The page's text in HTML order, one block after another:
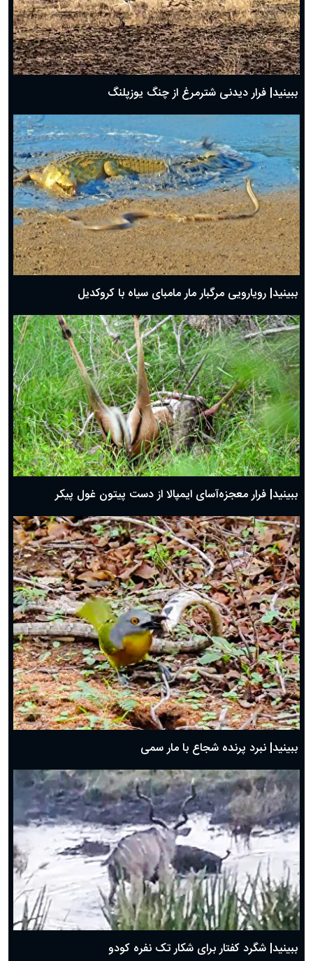
ببینید| فرار دیدنی شترمرغ از چنگ یوزپلنگ
ببینید| رویارویی مرگبار مار مامبای سیاه با کروکدیل
ببینید| فرار معجزه‌آسای ایمپالا از دست پیتون غول پیکر
ببینید| نبرد پرنده شجاع با مار سمی
ببینید| شگرد کفتار برای شکار تک نفره کودو